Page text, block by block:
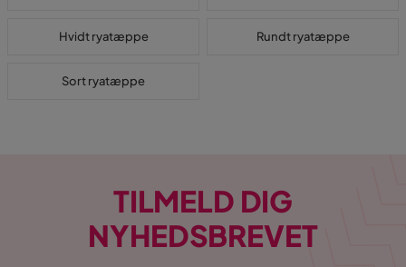
Hvidt ryatæppe Rundt ryatæppe
Sort ryatæppe
TILMELD DIG
NYHEDSBREVET